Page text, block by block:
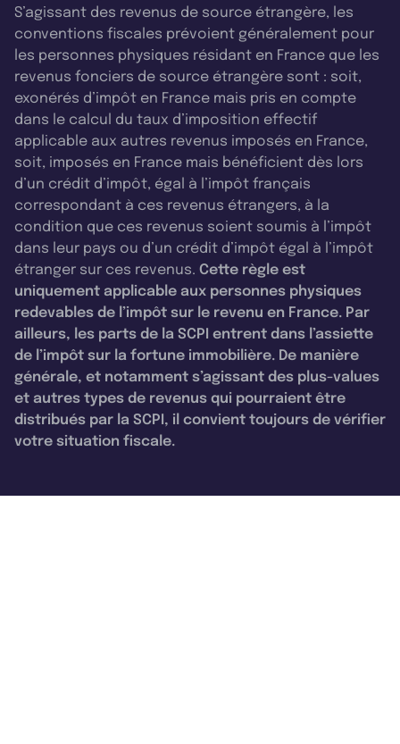
S’agissant des revenus de source étrangère, les
conventions fiscales prévoient généralement pour
les personnes physiques résidant en France que les
revenus fonciers de source étrangère sont : soit,
exonérés d’impôt en France mais pris en compte
dans le calcul du taux d’imposition effectif
applicable aux autres revenus imposés en France,
soit, imposés en France mais bénéficient dès lors
d’un crédit d’impôt, égal à l’impôt français
correspondant à ces revenus étrangers, à la
condition que ces revenus soient soumis à l’impôt
dans leur pays ou d’un crédit d’impôt égal à l’impôt
étranger sur ces revenus. Cette règle est
uniquement applicable aux personnes physiques
redevables de l’impôt sur le revenu en France. Par
ailleurs, les parts de la SCPI entrent dans l’assiette
de l’impôt sur la fortune immobilière. De manière
générale, et notamment s’agissant des plus-values
et autres types de revenus qui pourraient être
distribués par la SCPI, il convient toujours de vérifier
votre situation fiscale.